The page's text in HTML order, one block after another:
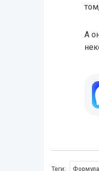
А
Теги: Формула